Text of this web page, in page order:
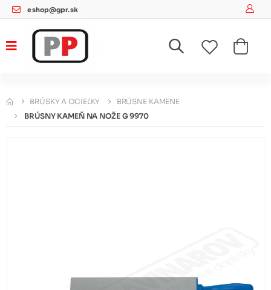
eshop@gpr.sk
BRÚSKY A OCIEĽKY
BRÚSNE KAMENE
BRÚSNY KAMEŇ NA NOŽE G 9970